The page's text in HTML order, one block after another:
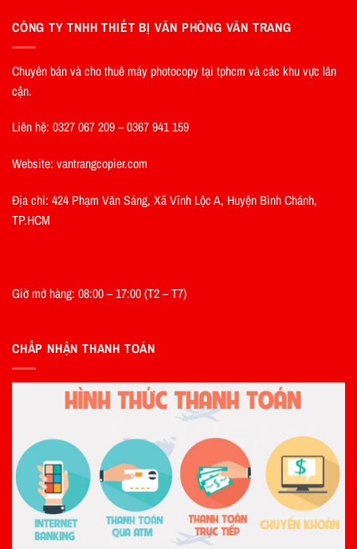
CÔNG TY TNHH THIẾT BỊ VĂN PHÒNG VÂN TRANG
Chuyên bán và cho thuê máy photocopy tại tphcm và các khu vực lân
cận.
Liên hệ: 0327 067 209 – 0367 941 159
Website: vantrangcopier.com
Địa chỉ: 424 Phạm Văn Sáng, Xã Vĩnh Lộc A, Huyện Bình Chánh,
TP.HCM
Giờ mở hàng: 08:00 – 17:00 (T2 – T7)
CHẤP NHẬN THANH TOÁN